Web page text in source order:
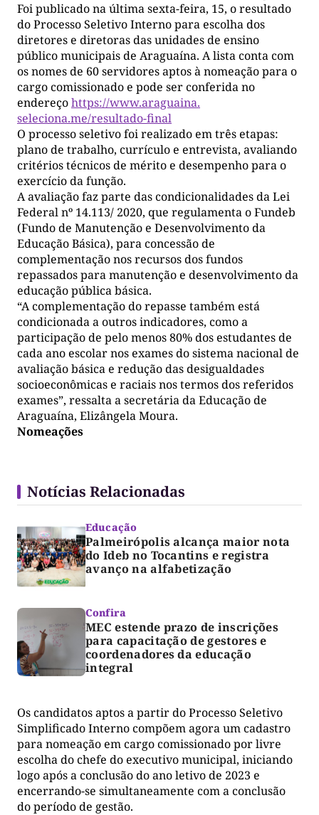
Foi publicado na última sexta-feira, 15, o resultado
do Processo Seletivo Interno para escolha dos
diretores e diretoras das unidades de ensino
público municipais de Araguaína. A lista conta com
os nomes de 60 servidores aptos à nomeação para o
cargo comissionado e pode ser conferida no
endereçohttps://www.araguaina.
seleciona.me/resultado-final
O processo seletivo foi realizado em três etapas:
plano de trabalho, currículo e entrevista, avaliando
critérios técnicos de mérito e desempenho para o
exercício da função.
A avaliação faz parte das condicionalidades da Lei
Federal nº 14.113/ 2020, que regulamenta o Fundeb
(Fundo de Manutenção e Desenvolvimento da
Educação Básica), para concessão de
complementação nos recursos dos fundos
repassados para manutenção e desenvolvimento da
educação pública básica.
“A complementação do repasse também está
condicionada a outros indicadores, como a
participação de pelo menos 80% dos estudantes de
cada ano escolar nos exames do sistema nacional de
avaliação básica e redução das desigualdades
socioeconômicas e raciais nos termos dos referidos
exames”, ressalta a secretária da Educação de
Araguaína, Elizângela Moura.
Nomeações
Notícias Relacionadas
Educação
Palmeirópolis alcança maior nota
do Ideb no Tocantins e registra
avanço na alfabetização
Confira
MEC estende prazo de inscrições
para capacitação de gestores e
coordenadores da educação
integral
Os candidatos aptos a partir do Processo Seletivo
Simplificado Interno compõem agora um cadastro
para nomeação em cargo comissionado por livre
escolha do chefe do executivo municipal, iniciando
logo após a conclusão do ano letivo de 2023 e
encerrando-se simultaneamente com a conclusão
do período de gestão.